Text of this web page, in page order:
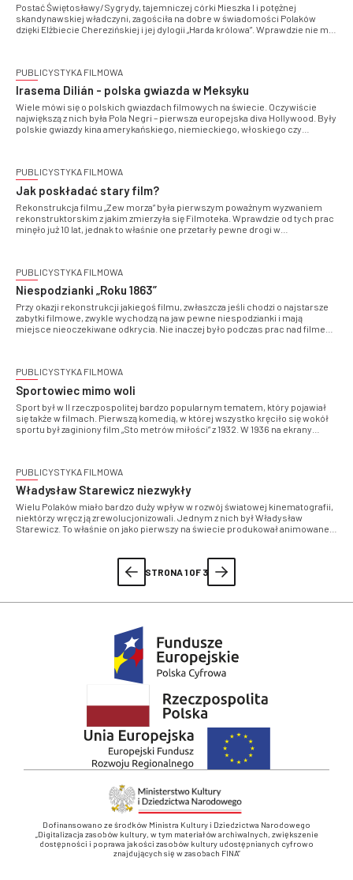
Postać Świętosławy/Sygrydy, tajemniczej córki Mieszka I i potężnej
skandynawskiej władczyni, zagościła na dobre w świadomości Polaków
dzięki Elżbiecie Cherezińskiej i jej dylogii „Harda królowa”. Wprawdzie nie ma
PUBLICYSTYKA FILMOWA
Irasema Dilián - polska gwiazda w Meksyku
Wiele mówi się o polskich gwiazdach filmowych na świecie. Oczywiście
największą z nich była Pola Negri – pierwsza europejska diva Hollywood. Były
polskie gwiazdy kina amerykańskiego, niemieckiego, włoskiego czy
PUBLICYSTYKA FILMOWA
Jak poskładać stary film?
Rekonstrukcja filmu „Zew morza” była pierwszym poważnym wyzwaniem
rekonstruktorskim z jakim zmierzyła się Filmoteka. Wprawdzie od tych prac
minęło już 10 lat, jednak to właśnie one przetarły pewne drogi w
PUBLICYSTYKA FILMOWA
Niespodzianki „Roku 1863”
Przy okazji rekonstrukcji jakiegoś filmu, zwłaszcza jeśli chodzi o najstarsze
zabytki filmowe, zwykle wychodzą na jaw pewne niespodzianki i mają
miejsce nieoczekiwane odkrycia. Nie inaczej było podczas prac nad filmem
PUBLICYSTYKA FILMOWA
Sportowiec mimo woli
Sport był w II rzeczpospolitej bardzo popularnym tematem, który pojawiał
się także w filmach. Pierwszą komedią, w której wszystko kręciło się wokół
sportu był zaginiony film „Sto metrów miłości” z 1932. W 1936 na ekrany
PUBLICYSTYKA FILMOWA
Władysław Starewicz niezwykły
Wielu Polaków miało bardzo duży wpływ w rozwój światowej kinematografii,
niektórzy wręcz ją zrewolucjonizowali. Jednym z nich był Władysław
Starewicz. To właśnie on jako pierwszy na świecie produkował animowane
STRONA 1 OF 3
Dofinansowano ze środków Ministra Kultury i Dziedzictwa Narodowego
„Digitalizacja zasobów kultury, w tym materiałów archiwalnych, zwiększenie
dostępności i poprawa jakości zasobów kultury udostępnianych cyfrowo
znajdujących się w zasobach FINA”